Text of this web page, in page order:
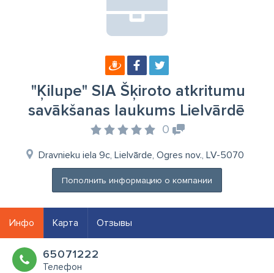
"Ķilupe" SIA Šķiroto atkritumu
savākšanas laukums Lielvārdē
0
Dravnieku iela 9c, Lielvārde, Ogres nov., LV-5070
Пополнить информацию о компании
Инфо Карта Отзывы
65071222
Телефон